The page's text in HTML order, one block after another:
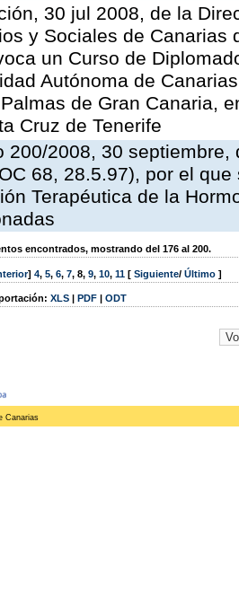
30 jul 2008, de la
y Sociales de Canarias
un Curso de
Autónoma de
de Gran Canaria,
Cruz de Tenerife
200/2008, 30
68, 28.5.97), por el
Terapéutica de la
encontrados, mostrando del 176 al 200.
] 4, 5, 6, 7, 8, 9, 10, 11 [ Siguiente/ Último ]
XLS | PDF | ODT
Canarias